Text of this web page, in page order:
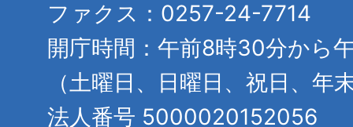
ファクス：0257-24-7714
開庁時間：午前8時30分から
（土曜日、日曜日、祝日、年
法人番号 5000020152056